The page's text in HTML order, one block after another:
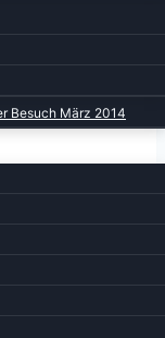
Besuch März 2014